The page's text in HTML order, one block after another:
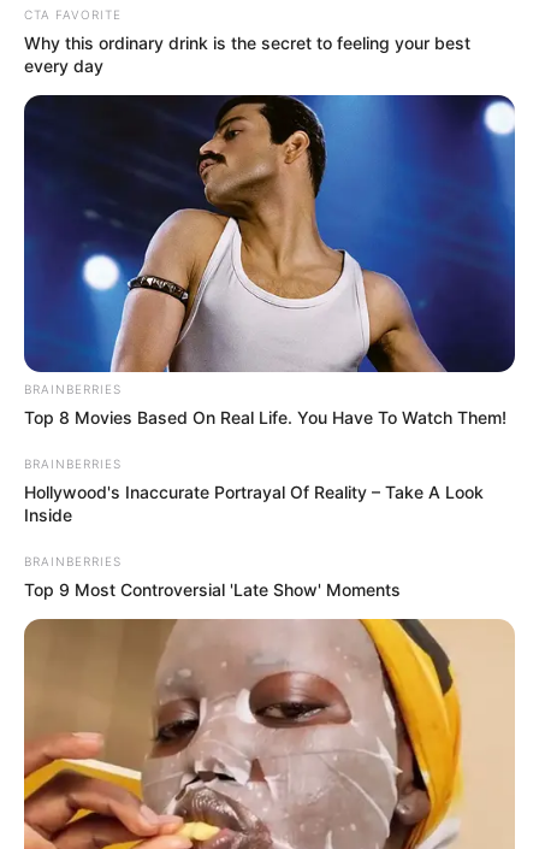
Educação e Transformação
Educação e Transformação
CTA FAVORITE
Why this ordinary drink is the secret to feeling your best
every day
BRAINBERRIES
Top 8 Movies Based On Real Life. You Have To Watch Them!
BRAINBERRIES
Hollywood's Inaccurate Portrayal Of Reality – Take A Look
Inside
BRAINBERRIES
Top 9 Most Controversial 'Late Show' Moments